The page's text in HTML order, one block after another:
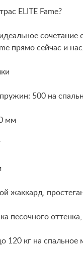
ELITE Fame?
прямо сейчас и
500 на
мм
жаккард,
песочного
120 кг на спальное